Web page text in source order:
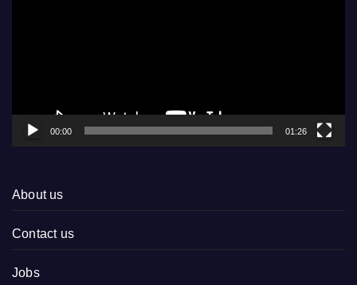
00:00 01:26
About us
Contact us
Jobs